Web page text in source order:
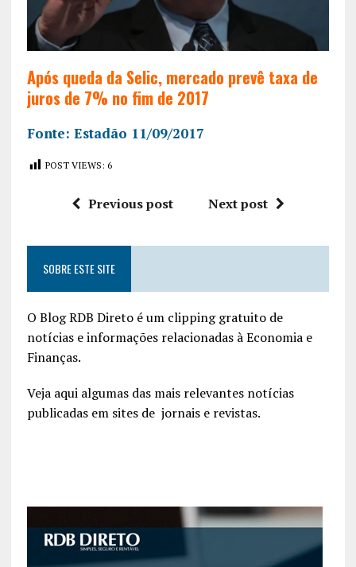
Após queda da Selic, mercado prevê taxa de
juros de 7% no fim de 2017
Fonte: Estadão 11/09/2017
POST VIEWS: 6
Previous post Next post
SOBRE ESTE SITE
O Blog RDB Direto é um clipping gratuito de
notícias e informações relacionadas à Economia e
Finanças.
Veja aqui algumas das mais relevantes notícias
publicadas em sites de jornais e revistas.